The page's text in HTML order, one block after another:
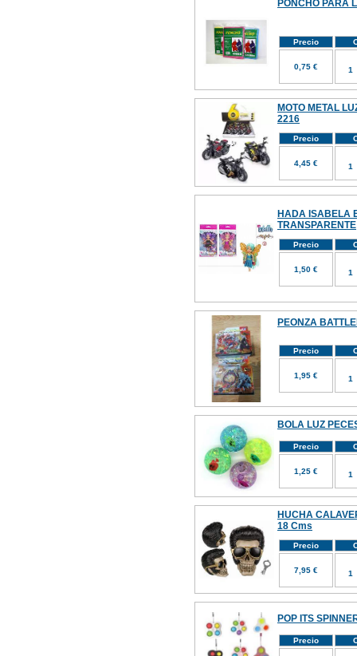
PONCHO PARA
Precio
0,75 €
MOTO METAL
2216
Precio
4,45 €
HADA ISABELA
TRANSPARENTE
Precio
1,50 €
PEONZA
Precio
1,95 €
BOLA LUZ
Precio
1,25 €
HUCHA
18 Cms
Precio
7,95 €
POP ITS
Precio